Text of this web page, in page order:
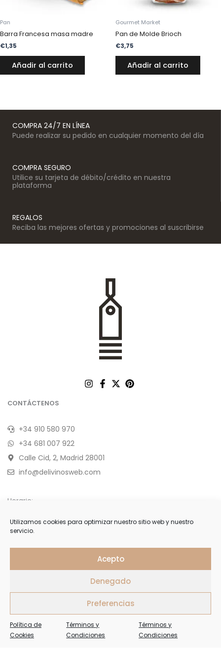
Utilizamos cookies para optimizar nuestro sitio web y nuestro
servicio.
Acepto
Denegado
Preferencias
Política de
Cookies
Términos y
Condiciones
Términos y
Condiciones
Pan
Barra Francesa masa madre
€1,35
Añadir al carrito
Gourmet Market
Pan de Molde Brioch
€3,75
Añadir al carrito
COMPRA 24/7 EN LÍNEA
Puede realizar su pedido en cualquier momento del día
COMPRA SEGURO
Utilice su tarjeta de débito/crédito en nuestra
plataforma
REGALOS
Reciba las mejores ofertas y promociones al suscribirse
CONTÁCTENOS
+34 910 580 970
+34 681 007 922
Calle Cid, 2, Madrid 28001
info@delivinosweb.com
Horario:
De Lunes a Sábado 10:00 a 22:00 h.
Domingo y feriados de 11:00 a 18:00 h.
Forme parte de nuestra selecta lista de clientes y reciba